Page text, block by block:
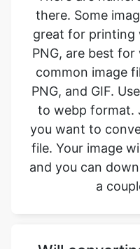
common image
PNG, and GIF.
to webp format.
you want to
file. Your image
and you can
a
Will